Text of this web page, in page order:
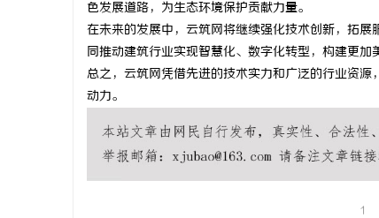
色发展道路，为生态环境保护贡献力量。
在未来的发展中，云筑网将继续强化技术创新，拓
同推动建筑行业实现智慧化、数字化转型，构建更加
总之，云筑网凭借先进的技术实力和广泛的行业资
动力。
1